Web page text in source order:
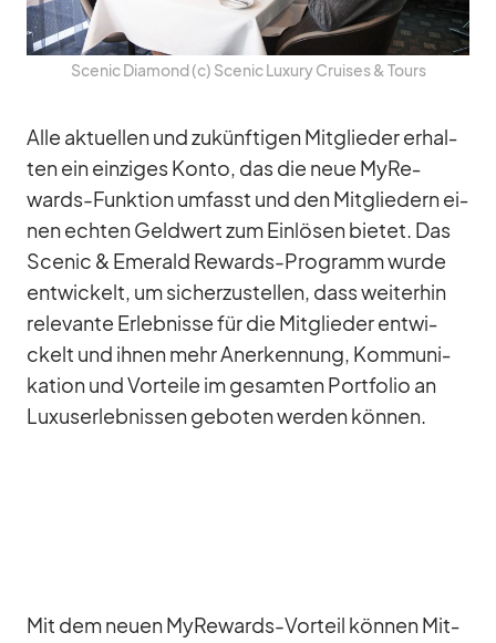
Scenic Dia­mond (c) Scenic Lu­xury Crui­ses & Tours
Alle ak­tu­el­len und zu­künf­ti­gen Mit­glie­der er­hal­
ten ein ein­zi­ges Konto, das die neue My­Re­
wards-Funk­tion um­fasst und den Mit­glie­dern ei­
nen ech­ten Geld­wert zum Ein­lö­sen bie­tet. Das
Scenic & Emer­ald Re­wards-Pro­gramm wurde
ent­wi­ckelt, um si­cher­zu­stel­len, dass wei­ter­hin
re­le­vante Er­leb­nisse für die Mit­glie­der ent­wi­
ckelt und ih­nen mehr An­er­ken­nung, Kom­mu­ni­
ka­tion und Vor­teile im ge­sam­ten Port­fo­lio an
Lu­xus­er­leb­nis­sen ge­bo­ten wer­den kön­nen.
Mit dem neuen My­Re­wards-Vor­teil kön­nen Mit­